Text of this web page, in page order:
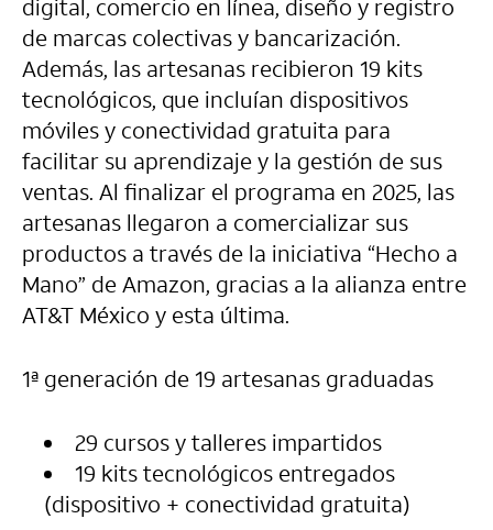
digital, comercio en línea, diseño y registro
de marcas colectivas y bancarización.
Además, las artesanas recibieron 19 kits
tecnológicos, que incluían dispositivos
móviles y conectividad gratuita para
facilitar su aprendizaje y la gestión de sus
ventas. Al finalizar el programa en 2025, las
artesanas llegaron a comercializar sus
productos a través de la iniciativa “Hecho a
Mano” de Amazon, gracias a la alianza entre
AT&T México y esta última.
1ª generación de 19 artesanas graduadas
29 cursos y talleres impartidos
19 kits tecnológicos entregados
(dispositivo + conectividad gratuita)